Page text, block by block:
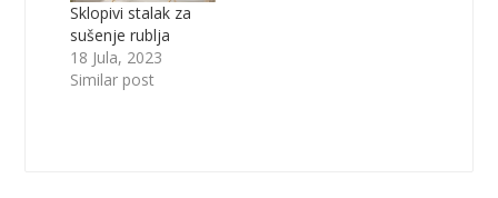
Sklopivi stalak za
sušenje rublja
18 Jula, 2023
Similar post